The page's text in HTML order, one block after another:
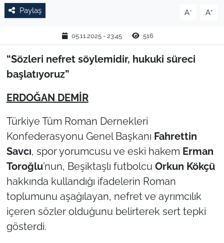
Paylaş A- A+
05.11.2025 - 23:45 516
“Sözleri nefret söylemidir, hukuki süreci
başlatıyoruz”
ERDOĞAN DEMİR
Türkiye Tüm Roman Dernekleri
Konfederasyonu Genel Başkanı Fahrettin
Savcı, spor yorumcusu ve eski hakem Erman
Toroğlu’nun, Beşiktaşlı futbolcu Orkun Kökçü
hakkında kullandığı ifadelerin Roman
toplumunu aşağılayan, nefret ve ayrımcılık
içeren sözler olduğunu belirterek sert tepki
gösterdi.
SPOR
EDİRNE
TEKİRDAĞ
ÇANAKKALE
TÜRKİYE
Bölge
Güvenlik